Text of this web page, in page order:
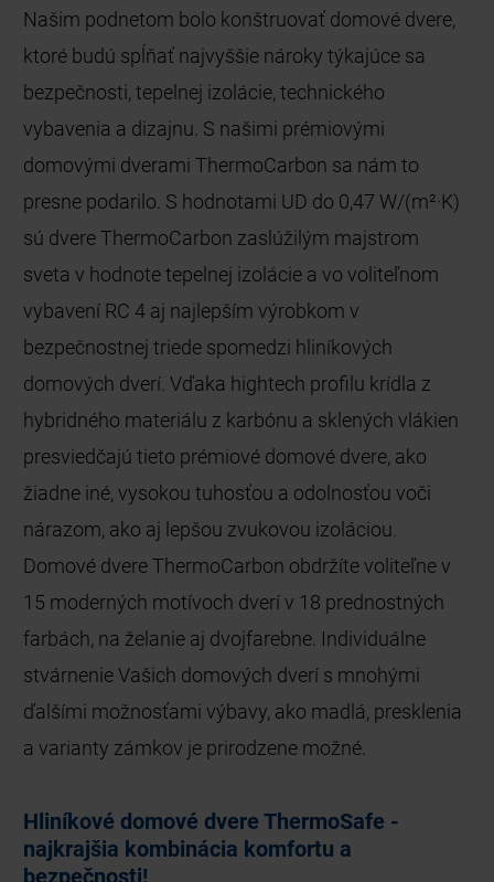
Našim podnetom bolo konštruovať domové dvere,
ktoré budú spĺňať najvyššie nároky týkajúce sa
bezpečnosti, tepelnej izolácie, technického
vybavenia a dizajnu. S našimi prémiovými
domovými dverami ThermoCarbon sa nám to
presne podarilo. S hodnotami UD do 0,47 W/(m²·K)
sú dvere ThermoCarbon zaslúžilým majstrom
sveta v hodnote tepelnej izolácie a vo voliteľnom
vybavení RC 4 aj najlepším výrobkom v
bezpečnostnej triede spomedzi hliníkových
domových dverí. Vďaka hightech profilu krídla z
hybridného materiálu z karbónu a sklených vlákien
presviedčajú tieto prémiové domové dvere, ako
žiadne iné, vysokou tuhosťou a odolnosťou voči
nárazom, ako aj lepšou zvukovou izoláciou.
Domové dvere ThermoCarbon obdržíte voliteľne v
15 moderných motívoch dverí v 18 prednostných
farbách, na želanie aj dvojfarebne. Individuálne
stvárnenie Vašich domových dverí s mnohými
ďalšími možnosťami výbavy, ako madlá, presklenia
a varianty zámkov je prirodzene možné.
Hliníkové domové dvere ThermoSafe -
najkrajšia kombinácia komfortu a
bezpečnosti!